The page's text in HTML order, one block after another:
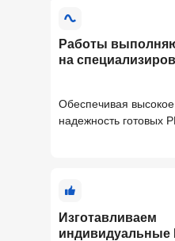
Работы
на
Обеспечивая
надежность готовых
Изготавливаем
индивидуальные